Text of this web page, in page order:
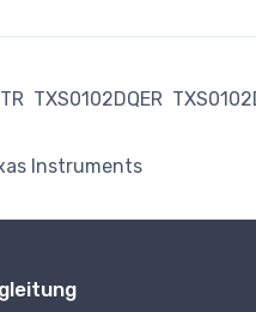
TXS0102DQER
Instruments